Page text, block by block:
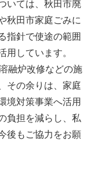
いては、秋田市廃
秋田市家庭ごみに
指針で使途の範囲
用しています。
融炉改修などの施
その余りは、家庭
境対策事業へ活用
負担を減らし、私
後もご協力をお願